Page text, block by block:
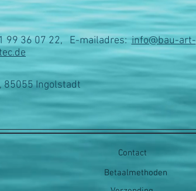
99 36 07 22, E-mailadres:info@bau-art-
85055 Ingolstadt
Contact
Betaalmethoden